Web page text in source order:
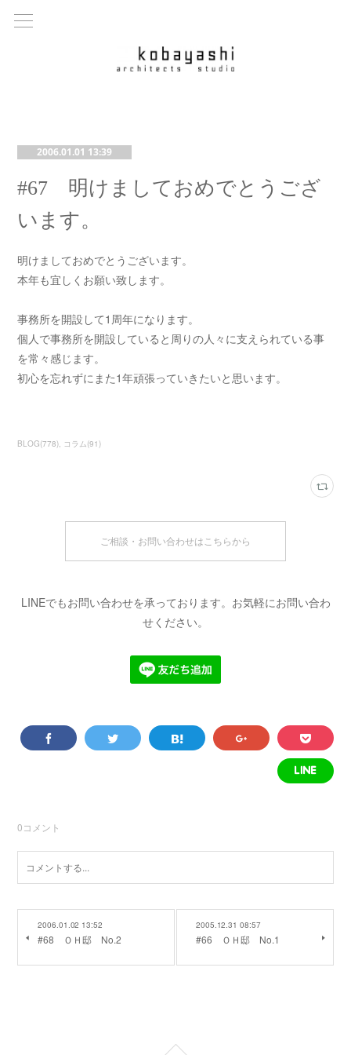
2006.01.01 13:39
#67 明けましておめでとうござ
います。
明けましておめでとうございます。
本年も宜しくお願い致します。
事務所を開設して1周年になります。
個人で事務所を開設していると周りの人々に支えられている事
を常々感じます。
初心を忘れずにまた1年頑張っていきたいと思います。
BLOG(778) コラム(91)
ご相談・お問い合わせはこちらから
LINEでもお問い合わせを承っております。お気軽にお問い合わ
せください。
0コメント
2006.01.02 13:52
#68 ＯＨ邸 No.2
2005.12.31 08:57
#66 ＯＨ邸 No.1